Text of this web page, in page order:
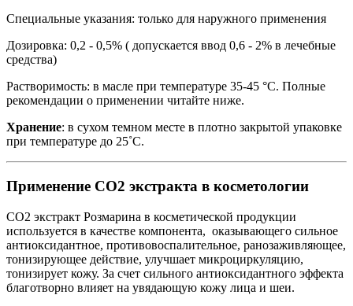
Специальные указания: только для наружного применения
Дозировка: 0,2 - 0,5% ( допускается ввод 0,6 - 2% в лечебные
средства)
Растворимость: в масле при температуре 35-45 °C. Полные
рекомендации о применении читайте ниже.
Хранение: в сухом темном месте в плотно закрытой упаковке
при температуре до 25˚С.
Применение СО2 экстракта в косметологии
СО2 экстракт Розмарина в косметической продукции
используется в качестве компонента, оказывающего сильное
антиоксидантное, противовоспалительное, ранозаживляющее,
тонизирующее действие, улучшает микроциркуляцию,
тонизирует кожу. За счет сильного антиоксидантного эффекта
благотворно влияет на увядающую кожу лица и шеи.